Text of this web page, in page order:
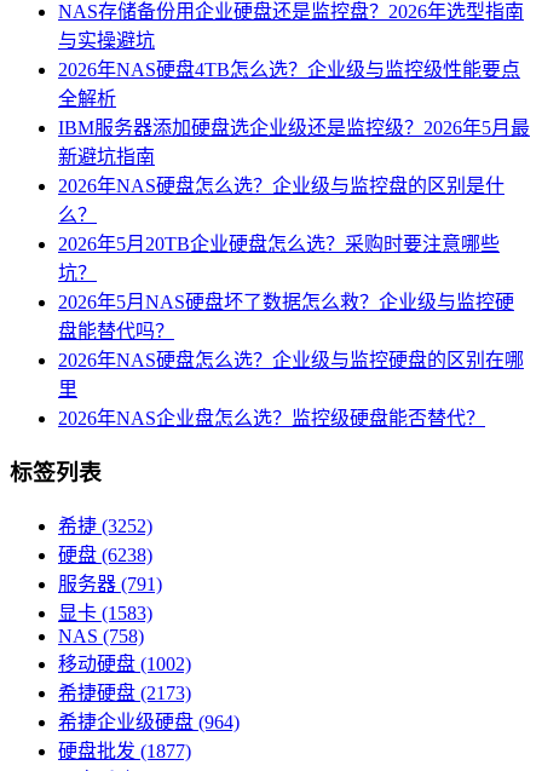
NAS存储备份用企业硬盘还是监控盘？2026年选型指南
与实操避坑
2026年NAS硬盘4TB怎么选？企业级与监控级性能要点
全解析
IBM服务器添加硬盘选企业级还是监控级？2026年5月最
新避坑指南
2026年NAS硬盘怎么选？企业级与监控盘的区别是什
么？
2026年5月20TB企业硬盘怎么选？采购时要注意哪些
坑？
2026年5月NAS硬盘坏了数据怎么救？企业级与监控硬
盘能替代吗？
2026年NAS硬盘怎么选？企业级与监控硬盘的区别在哪
里
2026年NAS企业盘怎么选？监控级硬盘能否替代？
标签列表
希捷 (3252)
硬盘 (6238)
服务器 (791)
显卡 (1583)
NAS (758)
移动硬盘 (1002)
希捷硬盘 (2173)
希捷企业级硬盘 (964)
硬盘批发 (1877)